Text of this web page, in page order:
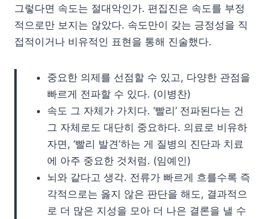
그렇다면 속도는 절대악인가. 편집진은 속도를 부정
적으로만 보지는 않았다. 속도만이 갖는 긍정성을 직
접적이거나 비유적인 표현을 통해 진술했다.
중요한 의제를 선점할 수 있고, 다양한 관점을
빠르게 전파할 수 있다. (이병찬)
속도 그 자체가 가치다. ‘빨리’ 전파된다는 건
그 자체로도 대단히 중요하다. 의료로 비유하
자면, ‘빨리 발견’하는 게 질병의 진단과 치료
에 아주 중요한 것처럼. (임예인)
뇌와 같다고 생각. 전류가 빠르게 흐를수록 즉
각적으로는 옳지 않은 판단을 해도, 결과적으
로 더 많은 지성을 모아 더 나은 결론을 낼 수